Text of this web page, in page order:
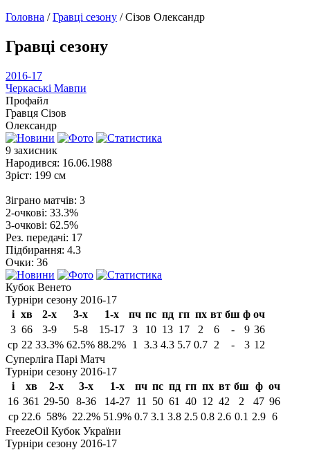
Головна /Гравці сезону /Сізов Олександр
Гравці сезону
2016-17
Черкаські Мавпи
Профайл
Гравця Сізов
Олександр
9 захисник
Народився: 16.06.1988
Зріст: 199 см
Зіграно матчів: 3
2-очкові: 33.3%
3-очкові: 62.5%
Рез. передачі: 17
Підбирання: 4.3
Очки: 36
Кубок Венето
Турніри сезону 2016-17
і хв 2-х 3-х 1-х пч пс пд гп пх вт бш ф оч
3 66 3-9 5-8 15-17 3 10 13 17 2 6 - 9 36
ср 22 33.3% 62.5% 88.2% 1 3.3 4.3 5.7 0.7 2 - 3 12
Суперліга Парі Матч
Турніри сезону 2016-17
і
хв 2-х 3-х 1-х пч пс пд гп пх вт бш ф оч
16 361 29-50 8-36 14-27 11 50 61 40 12 42 2 47 96
ср 22.6 58% 22.2% 51.9% 0.7 3.1 3.8 2.5 0.8 2.6 0.1 2.9 6
FreezeOil Кубок України
Турніри сезону 2016-17